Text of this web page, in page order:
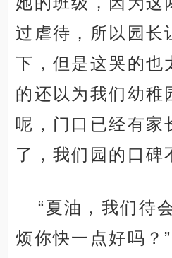
过虐待，所以园长
下，但是这哭的也
的还以为我们幼稚
呢，门口已经有家
了，我们园的口碑
“夏油，我们待
烦你快一点好吗？